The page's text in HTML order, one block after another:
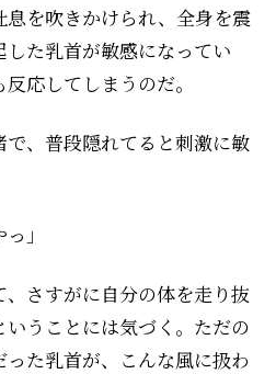
を吹きかけられ、全身を震
た乳首が敏感になってい
応してしまうのだ。
で、普段隠れてると刺激に敏
」
さすがに自分の体を走り抜
うことには気づく。ただの
た乳首が、こんな風に扱わ